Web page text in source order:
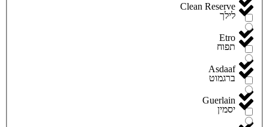
Clean Reserve
Etro
Asdaaf
Guerlain
לילך
תפוח
ברגמוט
יסמין